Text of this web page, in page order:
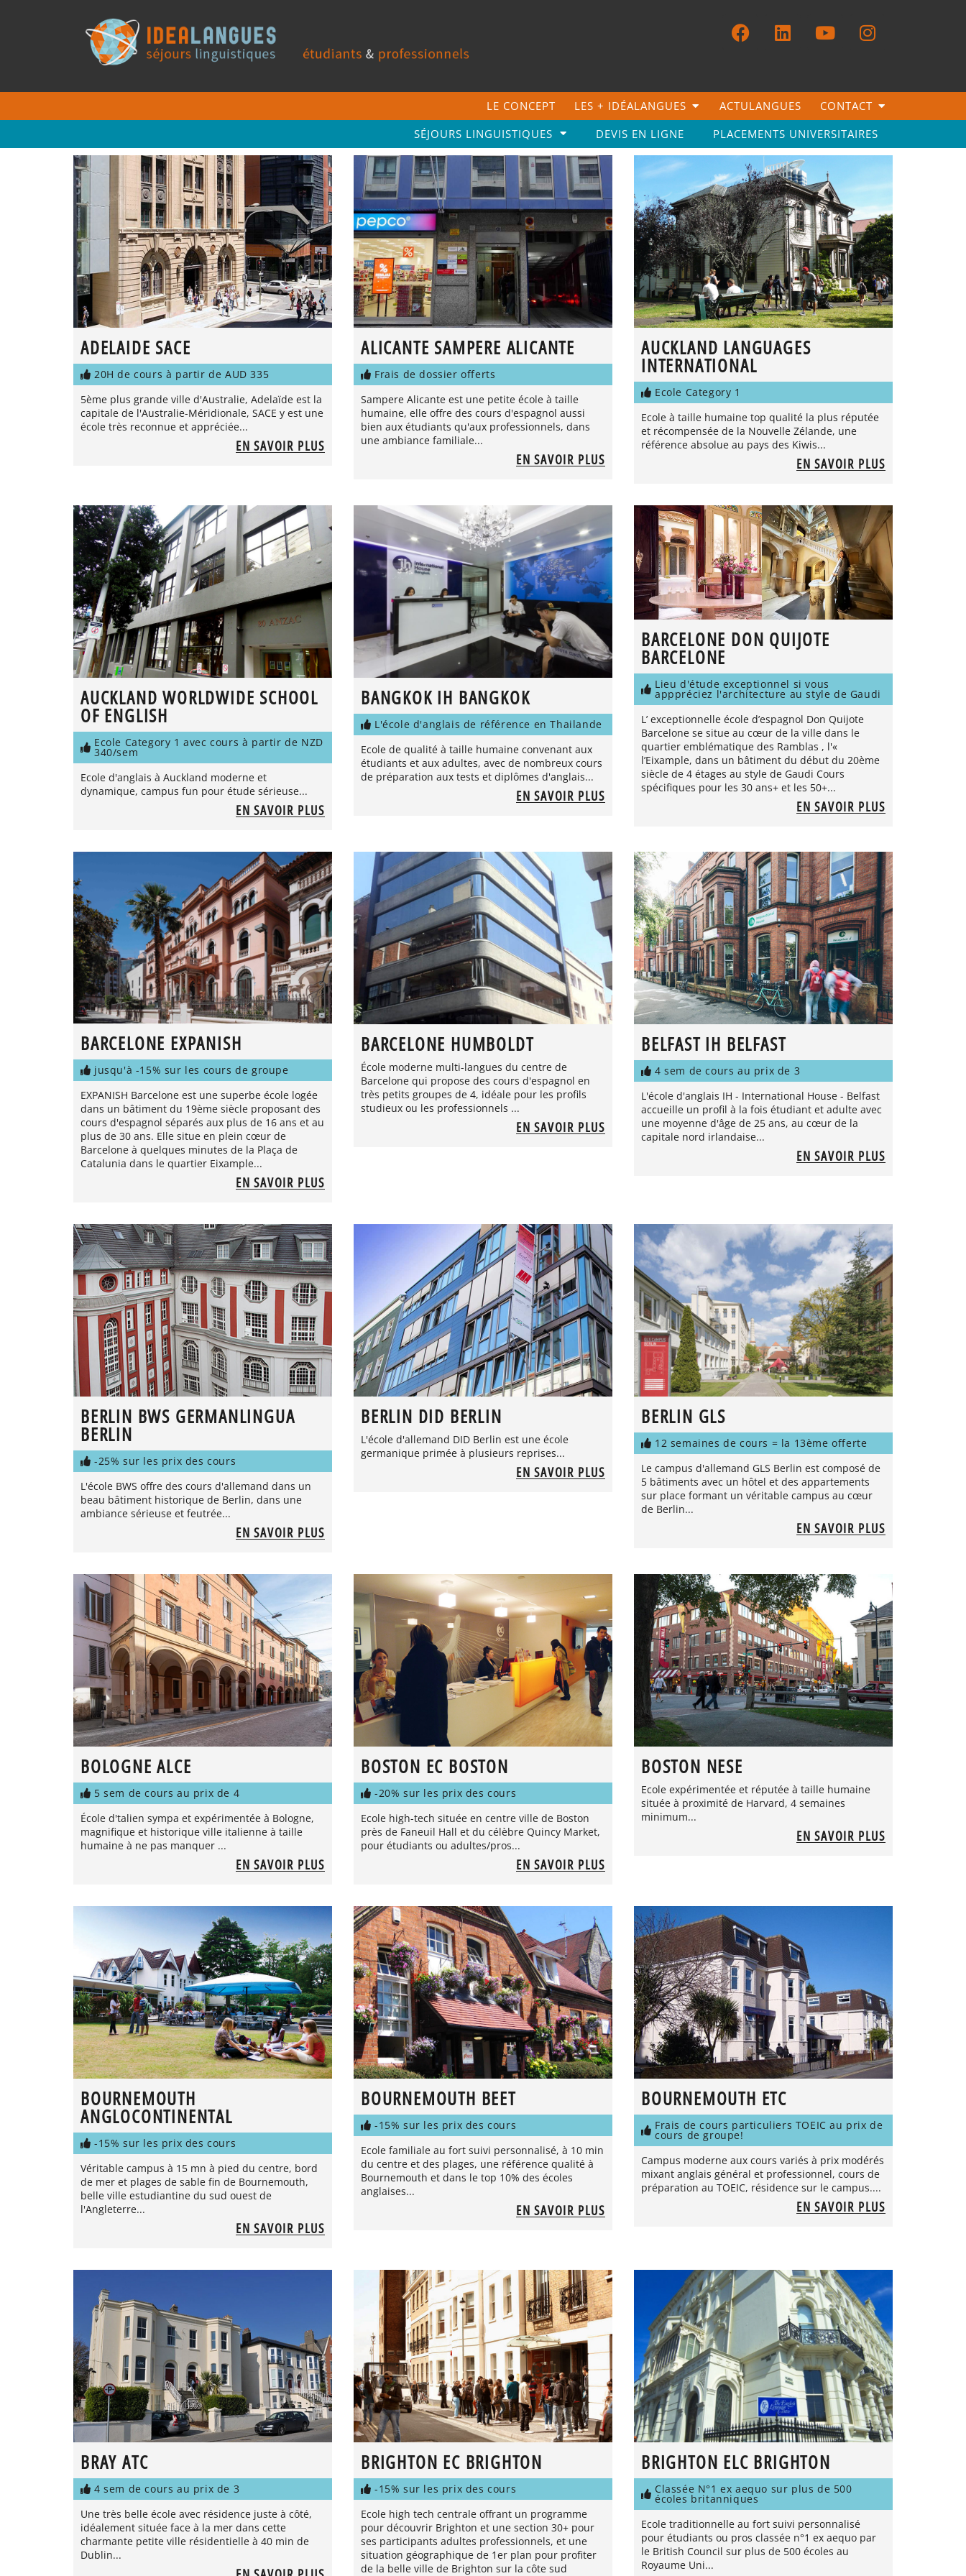
LE CONCEPT LES + IDÉALANGUES ACTULANGUES
CONTACT
SÉJOURS LINGUISTIQUES
DEVIS EN LIGNE PLACEMENTS UNIVERSITAIRES
ADELAIDE SACE
20H de cours à partir de AUD 335
5ème plus grande ville d'Australie, Adelaïde est la
capitale de l'Australie-Méridionale, SACE y est une
école très reconnue et appréciée...
EN SAVOIR PLUS
ALICANTE SAMPERE ALICANTE
Frais de dossier offerts
Sampere Alicante est une petite école à taille
humaine, elle offre des cours d'espagnol aussi
bien aux étudiants qu'aux professionnels, dans
une ambiance familiale...
EN SAVOIR PLUS
AUCKLAND LANGUAGES
INTERNATIONAL
Ecole Category 1
Ecole à taille humaine top qualité la plus réputée
et récompensée de la Nouvelle Zélande, une
référence absolue au pays des Kiwis...
EN SAVOIR PLUS
AUCKLAND WORLDWIDE SCHOOL
OF ENGLISH
Ecole Category 1 avec cours à partir de NZD
340/sem
Ecole d'anglais à Auckland moderne et
dynamique, campus fun pour étude sérieuse...
EN SAVOIR PLUS
BANGKOK IH BANGKOK
L'école d'anglais de référence en Thailande
Ecole de qualité à taille humaine convenant aux
étudiants et aux adultes, avec de nombreux cours
de préparation aux tests et diplômes d'anglais...
EN SAVOIR PLUS
BARCELONE DON QUIJOTE
BARCELONE
Lieu d'étude exceptionnel si vous
apppréciez l'architecture au style de Gaudi
L’ exceptionnelle école d’espagnol Don Quijote
Barcelone se situe au cœur de la ville dans le
quartier emblématique des Ramblas , l'«
l’Eixample, dans un bâtiment du début du 20ème
siècle de 4 étages au style de Gaudi Cours
spécifiques pour les 30 ans+ et les 50+...
EN SAVOIR PLUS
BARCELONE EXPANISH
jusqu'à -15% sur les cours de groupe
EXPANISH Barcelone est une superbe école logée
dans un bâtiment du 19ème siècle proposant des
cours d'espagnol séparés aux plus de 16 ans et au
plus de 30 ans. Elle situe en plein cœur de
Barcelone à quelques minutes de la Plaça de
Catalunia dans le quartier Eixample...
EN SAVOIR PLUS
BARCELONE HUMBOLDT
École moderne multi-langues du centre de
Barcelone qui propose des cours d'espagnol en
très petits groupes de 4, idéale pour les profils
studieux ou les professionnels ...
EN SAVOIR PLUS
BELFAST IH BELFAST
4 sem de cours au prix de 3
L'école d'anglais IH - International House - Belfast
accueille un profil à la fois étudiant et adulte avec
une moyenne d'âge de 25 ans, au cœur de la
capitale nord irlandaise...
EN SAVOIR PLUS
BERLIN BWS GERMANLINGUA
BERLIN
-25% sur les prix des cours
L'école BWS offre des cours d'allemand dans un
beau bâtiment historique de Berlin, dans une
ambiance sérieuse et feutrée...
EN SAVOIR PLUS
BERLIN DID BERLIN
L'école d'allemand DID Berlin est une école
germanique primée à plusieurs reprises...
EN SAVOIR PLUS
BERLIN GLS
12 semaines de cours = la 13ème offerte
Le campus d'allemand GLS Berlin est composé de
5 bâtiments avec un hôtel et des appartements
sur place formant un véritable campus au cœur
de Berlin...
EN SAVOIR PLUS
BOLOGNE ALCE
5 sem de cours au prix de 4
École d'talien sympa et expérimentée à Bologne,
magnifique et historique ville italienne à taille
humaine à ne pas manquer ...
EN SAVOIR PLUS
BOSTON EC BOSTON
-20% sur les prix des cours
Ecole high-tech située en centre ville de Boston
près de Faneuil Hall et du célèbre Quincy Market,
pour étudiants ou adultes/pros...
EN SAVOIR PLUS
BOSTON NESE
Ecole expérimentée et réputée à taille humaine
située à proximité de Harvard, 4 semaines
minimum...
EN SAVOIR PLUS
BOURNEMOUTH
ANGLOCONTINENTAL
-15% sur les prix des cours
Véritable campus à 15 mn à pied du centre, bord
de mer et plages de sable fin de Bournemouth,
belle ville estudiantine du sud ouest de
l'Angleterre...
EN SAVOIR PLUS
BOURNEMOUTH BEET
-15% sur les prix des cours
Ecole familiale au fort suivi personnalisé, à 10 min
du centre et des plages, une référence qualité à
Bournemouth et dans le top 10% des écoles
anglaises...
EN SAVOIR PLUS
BOURNEMOUTH ETC
Frais de cours particuliers TOEIC au prix de
cours de groupe!
Campus moderne aux cours variés à prix modérés
mixant anglais général et professionnel, cours de
préparation au TOEIC, résidence sur le campus....
EN SAVOIR PLUS
BRAY ATC
4 sem de cours au prix de 3
Une très belle école avec résidence juste à côté,
idéalement située face à la mer dans cette
charmante petite ville résidentielle à 40 min de
Dublin...
BRIGHTON EC BRIGHTON
-15% sur les prix des cours
Ecole high tech centrale offrant un programme
pour découvrir Brighton et une section 30+ pour
ses participants adultes professionnels, et une
situation géographique de 1er plan pour profiter
de la belle ville de Brighton sur la côte sud
BRIGHTON ELC BRIGHTON
Classée N°1 ex aequo sur plus de 500
écoles britanniques
Ecole traditionnelle au fort suivi personnalisé
pour étudiants ou pros classée n°1 ex aequo par
le British Council sur plus de 500 écoles au
Royaume Uni...